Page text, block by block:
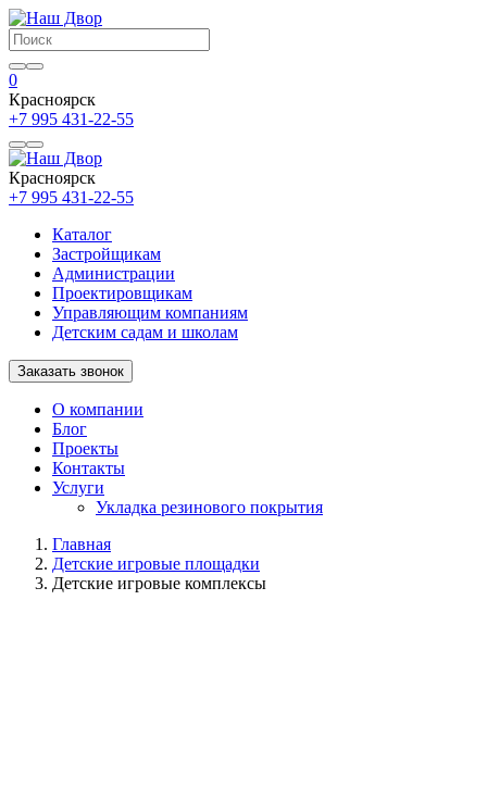
0
Красноярск
+7 995 431-22-55
Красноярск
+7 995 431-22-55
Каталог
Застройщикам
Администрации
Проектировщикам
Управляющим компаниям
Детским садам и школам
Заказать звонок
О компании
Блог
Проекты
Контакты
Услуги
Укладка резинового покрытия
Главная
Детские игровые площадки
Детские игровые комплексы